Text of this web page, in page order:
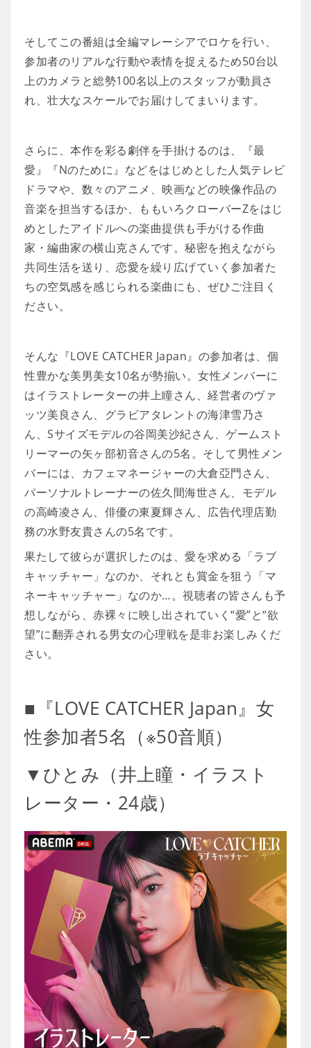
そしてこの番組は全編マレーシアでロケを行い、
参加者のリアルな行動や表情を捉えるため50台以
上のカメラと総勢100名以上のスタッフが動員さ
れ、壮大なスケールでお届けしてまいります。
さらに、本作を彩る劇伴を手掛けるのは、『最
愛』『Nのために』などをはじめとした人気テレビ
ドラマや、数々のアニメ、映画などの映像作品の
音楽を担当するほか、ももいろクローバーZをはじ
めとしたアイドルへの楽曲提供も手がける作曲
家・編曲家の横山克さんです。秘密を抱えながら
共同生活を送り、恋愛を繰り広げていく参加者た
ちの空気感を感じられる楽曲にも、ぜひご注目く
ださい。
そんな『LOVE CATCHER Japan』の参加者は、個
性豊かな美男美女10名が勢揃い。女性メンバーに
はイラストレーターの井上瞳さん、経営者のヴァ
ッツ美良さん、グラビアタレントの海津雪乃さ
ん、Sサイズモデルの谷岡美沙紀さん、ゲームスト
リーマーの矢ヶ部初音さんの5名。そして男性メン
バーには、カフェマネージャーの大倉亞門さん、
パーソナルトレーナーの佐久間海世さん、モデル
の高崎凌さん、俳優の東夏輝さん、広告代理店勤
務の水野友貴さんの5名です。
果たして彼らが選択したのは、愛を求める「ラブ
キャッチャー」なのか、それとも賞金を狙う「マ
ネーキャッチャー」なのか…。視聴者の皆さんも予
想しながら、赤裸々に映し出されていく“愛”と“欲
望”に翻弄される男女の心理戦を是非お楽しみくだ
さい。
■『LOVE CATCHER Japan』女
性参加者5名（※50音順）
▼ひとみ（井上瞳・イラスト
レーター・24歳）